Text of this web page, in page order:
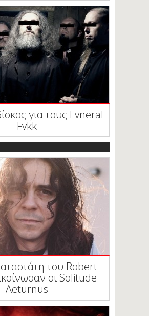
για τους Fvneral
Fvkk
του Robert
οι Solitude
Aeturnus